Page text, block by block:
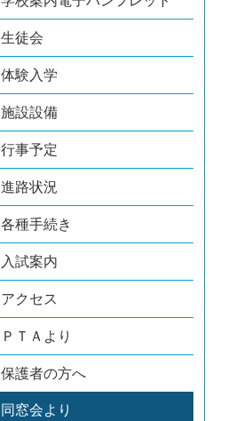
生徒会
体験入学
施設設備
行事予定
進路状況
各種手続き
入試案内
アクセス
ＰＴＡより
保護者の方へ
同窓会より